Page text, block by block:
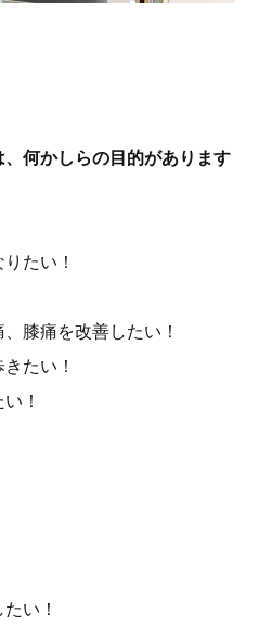
、何かしらの目的があります
たい！
膝痛を改善したい！
たい！
！
い！